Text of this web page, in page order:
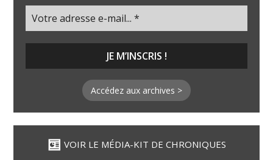
Accédez aux archives >
VOIR LE MÉDIA-KIT DE CHRONIQUES